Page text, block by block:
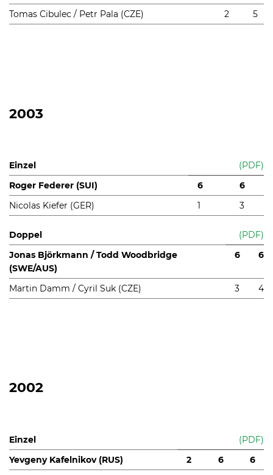
Tomas Cibulec / Petr Pala (CZE)
2 5
2003
Einzel
(PDF)
Roger Federer (SUI)
6
6
Nicolas Kiefer (GER)
1 3
Doppel
(PDF)
Jonas Björkmann / Todd Woodbridge
(SWE/AUS)
6 6
Martin Damm / Cyril Suk (CZE) 3 4
2002
Einzel
(PDF)
Yevgeny Kafelnikov (RUS)
2 6
6